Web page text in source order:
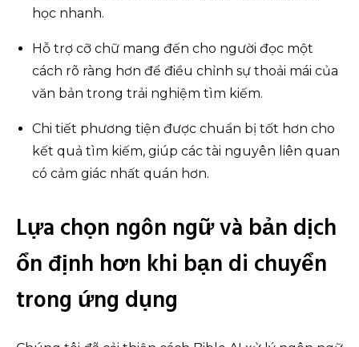
học nhanh.
Hỗ trợ cỡ chữ mang đến cho người đọc một
cách rõ ràng hơn để điều chỉnh sự thoải mái của
văn bản trong trải nghiệm tìm kiếm.
Chi tiết phương tiện được chuẩn bị tốt hơn cho
kết quả tìm kiếm, giúp các tài nguyên liên quan
có cảm giác nhất quán hơn.
Lựa chọn ngôn ngữ và bản dịch
ổn định hơn khi bạn di chuyển
trong ứng dụng